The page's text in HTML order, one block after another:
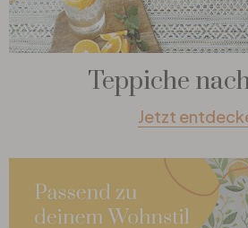
Teppiche
Jetzt